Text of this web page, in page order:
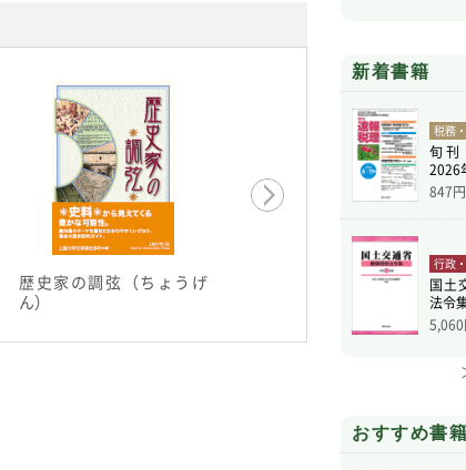
歴史家の調弦（ちょうげ
ん）
《悪魔のロベール》とパ
リ・オペラ座―19世紀グラ
新着書籍
税務
旬
2026
847
行政
国土
法令
5,060
おすすめ書籍